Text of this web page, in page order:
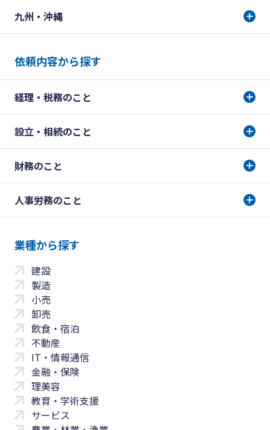
九州・沖縄
依頼内容から探す
経理・税務のこと
設立・相続のこと
財務のこと
人事労務のこと
業種から探す
建設
製造
小売
卸売
飲食・宿泊
不動産
IT・情報通信
金融・保険
理美容
教育・学術支援
サービス